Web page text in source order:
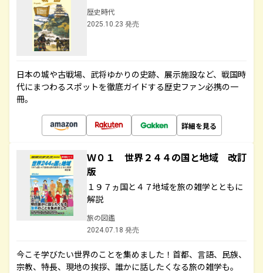
歴史時代
2025.10.23 発売
日本の城や古戦場、武将ゆかりの史跡、展示施設など、戦国時
代にまつわるスポットを徹底ガイドする歴史ファン必携の一
冊。
詳細を見る
Ｗ０１ 世界２４４の国と地域 改訂
版
１９７ヵ国と４７地域を旅の雑学とともに
解説
旅の図鑑
2024.07.18 発売
今こそ学びたい世界のことを集めました！首都、言語、民族、
宗教、特長、現地の挨拶、誰かに話したくなる旅の雑学も。